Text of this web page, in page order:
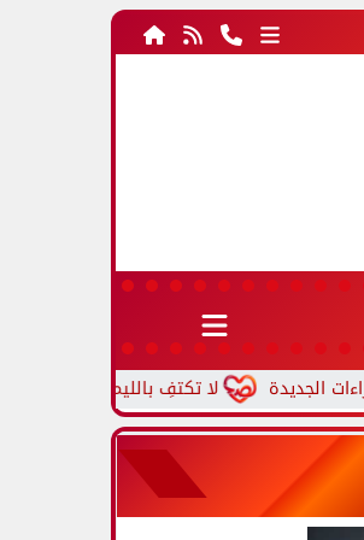
لا تكتفِ بالليمون فقط.. مكونات بسيطة